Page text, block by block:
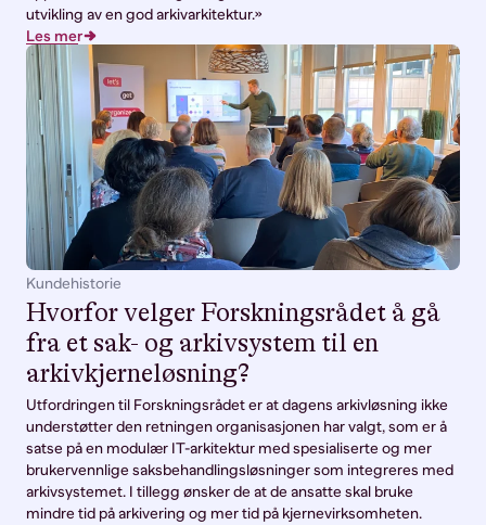
utvikling av en god arkivarkitektur.»
Les mer
Kundehistorie
Hvorfor velger Forskningsrådet å gå
fra et sak- og arkivsystem til en
arkivkjerneløsning?
Utfordringen til Forskningsrådet er at dagens arkivløsning ikke
understøtter den retningen organisasjonen har valgt, som er å
satse på en modulær IT-arkitektur med spesialiserte og mer
brukervennlige saksbehandlingsløsninger som integreres med
arkivsystemet. I tillegg ønsker de at de ansatte skal bruke
mindre tid på arkivering og mer tid på kjernevirksomheten.